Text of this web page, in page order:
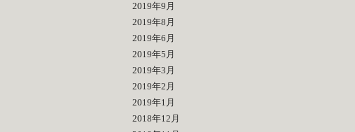
2019年9月
2019年8月
2019年6月
2019年5月
2019年3月
2019年2月
2019年1月
2018年12月